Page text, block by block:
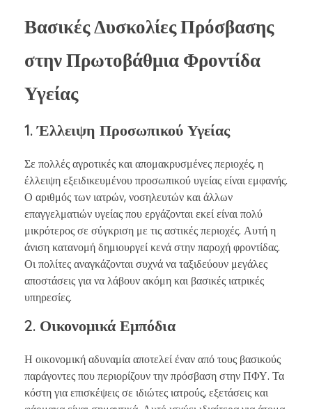
Βασικές Δυσκολίες Πρόσβασης
στην Πρωτοβάθμια Φροντίδα
Υγείας
1. Έλλειψη Προσωπικού Υγείας
Σε πολλές αγροτικές και απομακρυσμένες περιοχές, η
έλλειψη εξειδικευμένου προσωπικού υγείας είναι εμφανής.
Ο αριθμός των ιατρών, νοσηλευτών και άλλων
επαγγελματιών υγείας που εργάζονται εκεί είναι πολύ
μικρότερος σε σύγκριση με τις αστικές περιοχές. Αυτή η
άνιση κατανομή δημιουργεί κενά στην παροχή φροντίδας.
Οι πολίτες αναγκάζονται συχνά να ταξιδεύουν μεγάλες
αποστάσεις για να λάβουν ακόμη και βασικές ιατρικές
υπηρεσίες.
2. Οικονομικά Εμπόδια
Η οικονομική αδυναμία αποτελεί έναν από τους βασικούς
παράγοντες που περιορίζουν την πρόσβαση στην ΠΦΥ. Τα
κόστη για επισκέψεις σε ιδιώτες ιατρούς, εξετάσεις και